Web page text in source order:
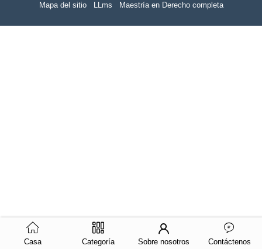
Mapa del sitio LLms Maestría en Derecho completa
Casa Categoría Sobre nosotros Contáctenos